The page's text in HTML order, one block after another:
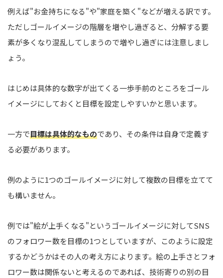
例えば"お金持ちになる"や"家庭を築く"などが増える訳です。
ただしゴールイメージの階層を増やし過ぎると、分解する要
素が多くなり混乱してしまうので増やし過ぎには注意しまし
ょう。
はじめは具体的な数字が出てくる一歩手前のところをゴール
イメージにしておくと目標を設定しやすいかと思います。
一方で目標は具体的なものであり、その条件は自身で定義す
る必要があります。
例のように1つのゴールイメージに対して複数の目標を立てて
も構いません。
例では"絵が上手くなる"というゴールイメージに対してSNS
のフォロワー数を目標の1つとしていますが、このように設定
するかどうかはその人の考え方によります。絵の上手さとフォ
ロワー数は関係ないと考えるのであれば、技術寄りの別の目